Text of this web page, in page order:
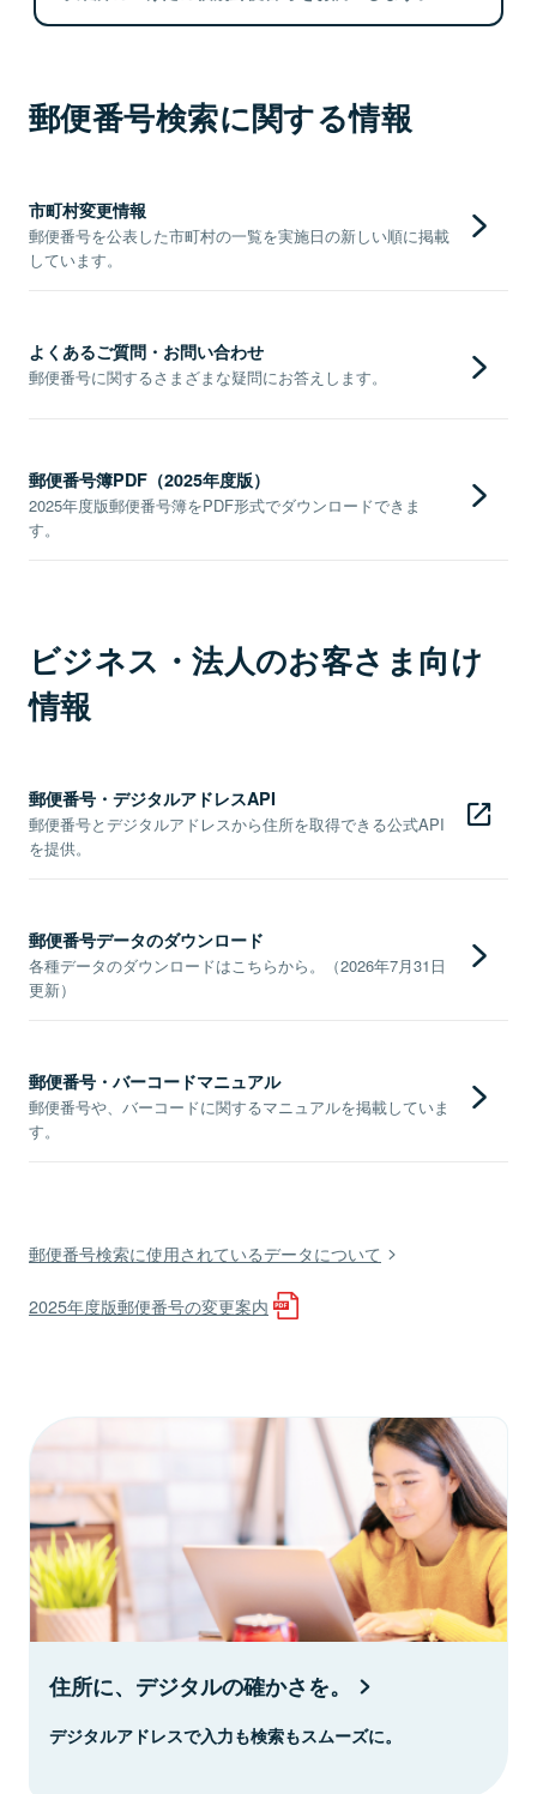
郵便番号検索に関する情報
市町村変更情報
郵便番号を公表した市町村の一覧を実施日の新しい順に掲載
しています。
よくあるご質問・お問い合わせ
郵便番号に関するさまざまな疑問にお答えします。
郵便番号簿PDF（2025年度版）
2025年度版郵便番号簿をPDF形式でダウンロードできま
す。
ビジネス・法人のお客さま向け
情報
郵便番号・デジタルアドレスAPI
郵便番号とデジタルアドレスから住所を取得できる公式API
を提供。
郵便番号データのダウンロード
各種データのダウンロードはこちらから。（2026年7月31日
更新）
郵便番号・バーコードマニュアル
郵便番号や、バーコードに関するマニュアルを掲載していま
す。
郵便番号検索に使用されているデータについて
2025年度版郵便番号の変更案内
住所に、デジタルの確かさを。
デジタルアドレスで入力も検索もスムーズに。